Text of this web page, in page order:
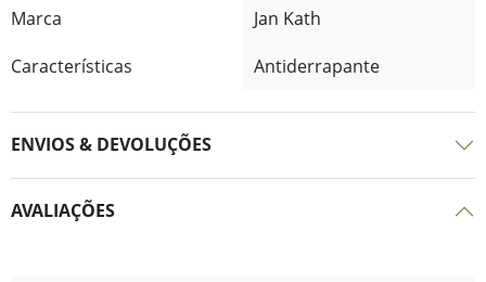
Marca
Jan Kath
Características
Antiderrapante
ENVIOS & DEVOLUÇÕES
AVALIAÇÕES